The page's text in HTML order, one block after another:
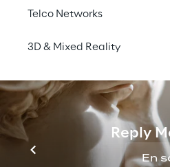
Telco Networks
3D & Mixed Reality
Reply
En
Des
Pour les institutions
éducation, gestion des